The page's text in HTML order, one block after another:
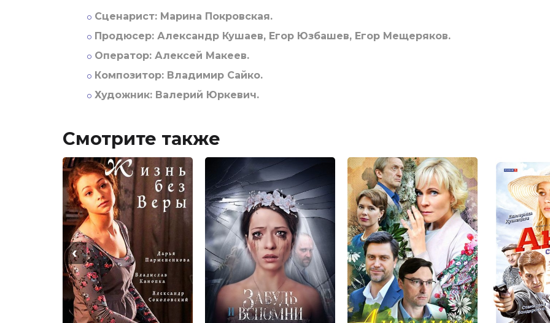
Сценарист: Марина Покровская.
Продюсер: Александр Кушаев, Егор Юзбашев, Егор Мещеряков.
Оператор: Алексей Макеев.
Композитор: Владимир Сайко.
Художник: Валерий Юркевич.
Смотрите также
‹